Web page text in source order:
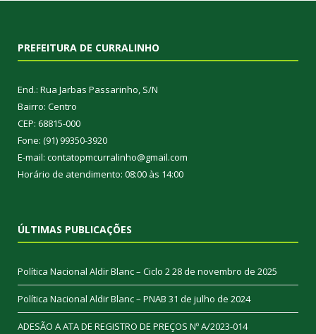
PREFEITURA DE CURRALINHO
End.: Rua Jarbas Passarinho, S/N
Bairro: Centro
CEP: 68815-000
Fone: (91) 99350-3920
E-mail: contatopmcurralinho@gmail.com
Horário de atendimento: 08:00 às 14:00
ÚLTIMAS PUBLICAÇÕES
Política Nacional Aldir Blanc – Ciclo 228 de novembro de 2025
Política Nacional Aldir Blanc – PNAB 31 de julho de 2024
ADESÃO A ATA DE REGISTRO DE PREÇOS Nº A/2023-014